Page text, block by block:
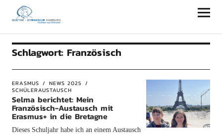
Goethe-Gymnasium Hamburg
Schlagwort: Französisch
ERASMUS
NEWS 2025
SCHÜLERAUSTAUSCH
Selma berichtet: Mein
Französisch-Austausch mit
Erasmus+ in die Bretagne
Dieses Schuljahr habe ich an einem Austausch